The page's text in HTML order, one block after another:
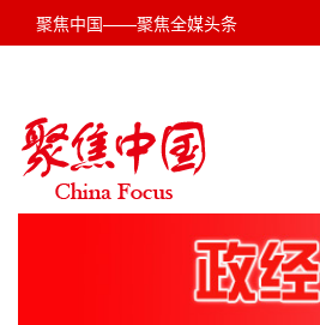
聚焦中国——聚焦全媒头条